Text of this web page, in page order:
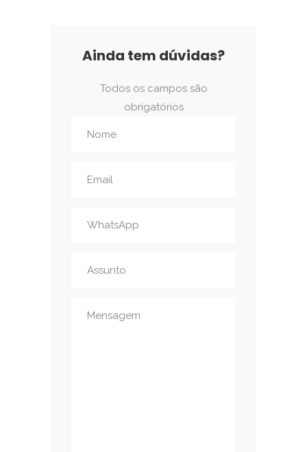
Ainda tem dúvidas?
Todos os campos são
obrigatórios